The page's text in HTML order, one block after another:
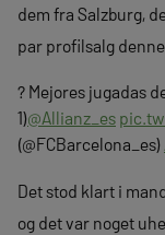
dem fra Salzburg,
par profilsalg
? Mejores jugadas
1)@Allianz_es
(@FCBarcelona_es)
Det stod klart i
og det var noget